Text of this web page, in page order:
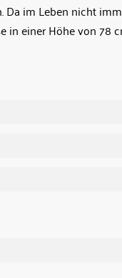
Da im Leben nicht
in einer Höhe von 78